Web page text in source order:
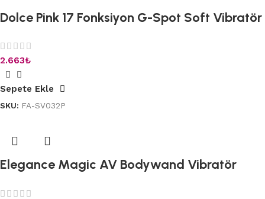
Dolce Pink 17 Fonksiyon G-Spot Soft Vibratör
2.663₺
Sepete Ekle
SKU: FA-SV032P
Elegance Magic AV Bodywand Vibratör